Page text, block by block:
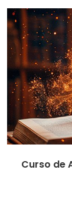
Curso de